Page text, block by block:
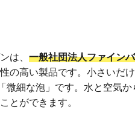
は、 一般社団法人ファイン
の高い製品です。小さいだ
微細な泡」です。水と空気か
とができます。